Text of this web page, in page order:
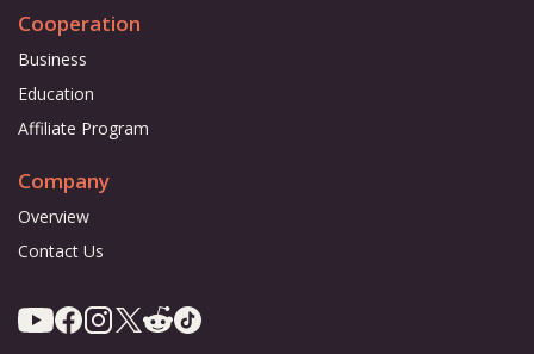
Cooperation
Business
Education
Affiliate Program
Company
Overview
Contact Us